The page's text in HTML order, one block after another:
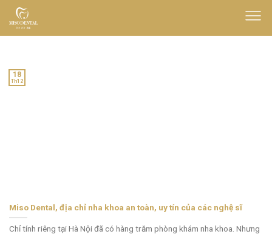
Skip
content
Miso Dental, địa chỉ nha khoa an toàn, uy tín của các nghệ sĩ
Chỉ tính riêng tại Hà Nội đã có hàng trăm phòng khám nha khoa. Nhưng
18
Th12